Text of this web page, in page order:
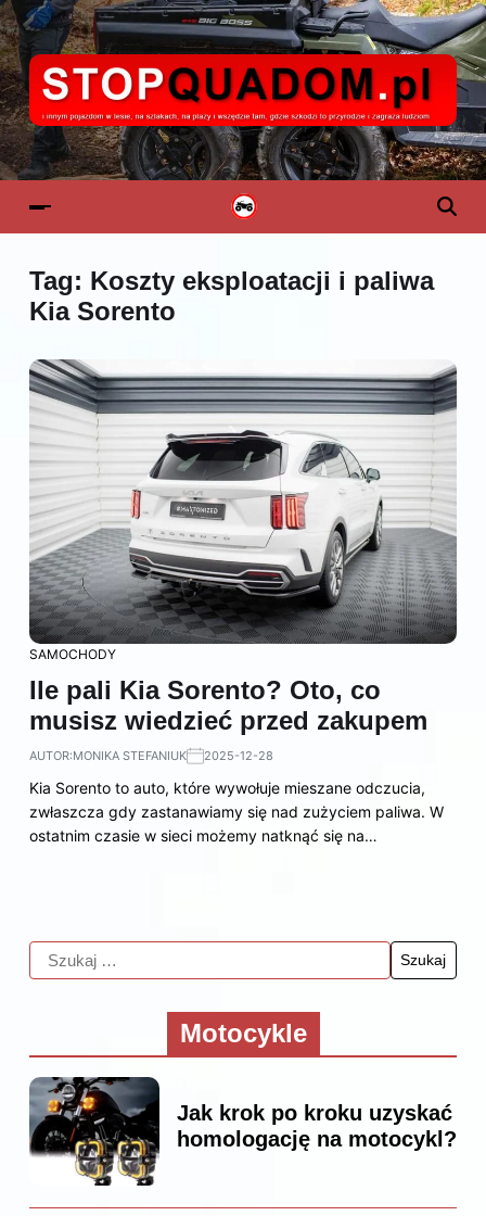
Tag: Koszty eksploatacji i paliwa
Kia Sorento
SAMOCHODY
Ile pali Kia Sorento? Oto, co
musisz wiedzieć przed zakupem
AUTOR:MONIKA STEFANIUK 2025-12-28
Kia Sorento to auto, które wywołuje mieszane odczucia,
zwłaszcza gdy zastanawiamy się nad zużyciem paliwa. W
ostatnim czasie w sieci możemy natknąć się na…
Motocykle
Jak krok po kroku uzyskać
homologację na motocykl?